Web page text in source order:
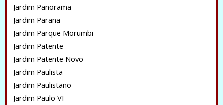
Jardim Panorama
Jardim Parana
Jardim Parque Morumbi
Jardim Patente
Jardim Patente Novo
Jardim Paulista
Jardim Paulistano
Jardim Paulo VI